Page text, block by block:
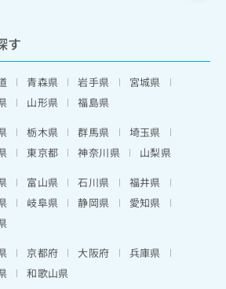
す
青森県 岩手県
宮城県
山形県
福島県
栃木県 群馬県
埼玉県
東京都 神奈川県
山梨県
富山県 石川県
福井県
岐阜県 静岡県
愛知県
京都府 大阪府
兵庫県
和歌山県